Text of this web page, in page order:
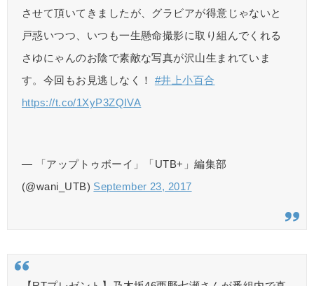
させて頂いてきましたが、グラビアが得意じゃないと
戸惑いつつ、いつも一生懸命撮影に取り組んでくれる
さゆにゃんのお陰で素敵な写真が沢山生まれていま
す。今回もお見逃しなく！ #井上小百合
https://t.co/1XyP3ZQIVA
— 「アップトゥボーイ」「UTB+」編集部
(@wani_UTB) September 23, 2017